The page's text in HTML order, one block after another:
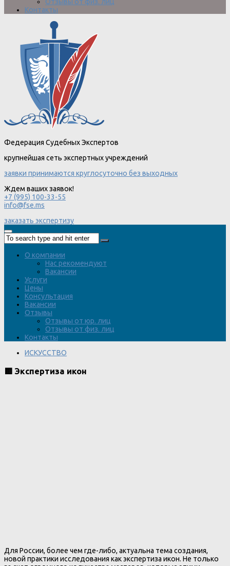
Отзывы от физ. лиц
Контакты
Федерация Судебных Экспертов
крупнейшая сеть экспертных учреждений
заявки принимаются круглосуточно без выходных
Ждем ваших заявок!
+7 (995) 100-33-55
info@fse.ms
заказать экспертизу
О компании
Нас рекомендуют
Вакансии
Услуги
Цены
Консультация
Вакансии
Отзывы
Отзывы от юр. лиц
Отзывы от физ. лиц
Контакты
ИСКУССТВО
🟥 Экспертиза икон
Для России, более чем где-либо, актуальна тема создания,
новой практики исследования как экспертиза икон. Не только